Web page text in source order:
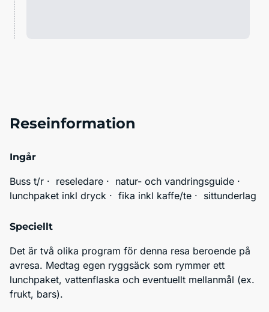
Reseinformation
Ingår
Buss t/r ·  reseledare ·  natur- och vandringsguide ·
lunchpaket inkl dryck ·  fika inkl kaffe/te ·  sittunderlag
Speciellt
Det är två olika program för denna resa beroende på
avresa. Medtag egen ryggsäck som rymmer ett
lunchpaket, vattenflaska och eventuellt mellanmål (ex.
frukt, bars).